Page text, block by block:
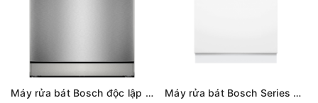
Máy rửa bát Bosch độc lập SMS8TCI04E
Máy rửa bát Bosch Series 8 SMI8ZDS81T (Mẫu mới)